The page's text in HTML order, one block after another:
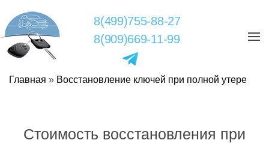
8(499)755-88-27
8(909)669-11-99
Главная » Восстановление ключей при полной утере
Стоимость восстановления при